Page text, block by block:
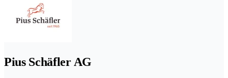
Pius Schäfler AG